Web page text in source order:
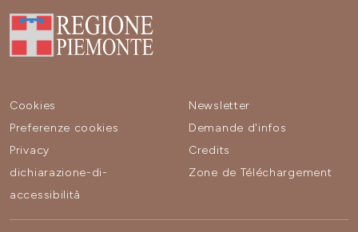
Cookies
Preferenze cookies
Privacy
dichiarazione-di-
accessibilità
Newsletter
Demande d'infos
Credits
Zone de Téléchargement